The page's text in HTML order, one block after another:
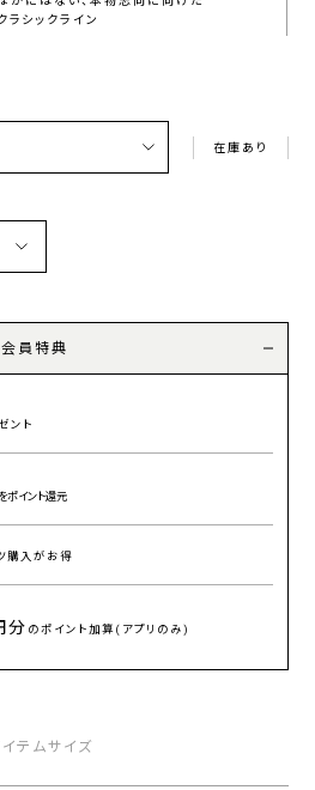
ラシックライン
在庫あり
員特典
ント
をポイント還元
購入がお得
分 のポイント加算(アプリのみ)
イテムサイズ